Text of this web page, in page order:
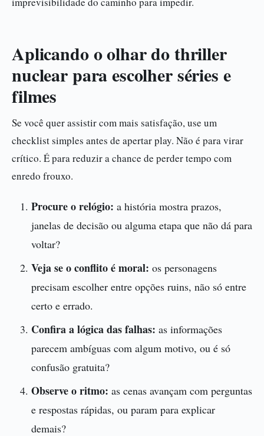
Aplicando o olhar do thriller
nuclear para escolher séries e
filmes
Se você quer assistir com mais satisfação, use um
checklist simples antes de apertar play. Não é para virar
crítico. É para reduzir a chance de perder tempo com
enredo frouxo.
Procure o relógio: a história mostra prazos,
janelas de decisão ou alguma etapa que não dá para
voltar?
Veja se o conflito é moral: os personagens
precisam escolher entre opções ruins, não só entre
certo e errado.
Confira a lógica das falhas: as informações
parecem ambíguas com algum motivo, ou é só
confusão gratuita?
Observe o ritmo: as cenas avançam com perguntas
e respostas rápidas, ou param para explicar
demais?